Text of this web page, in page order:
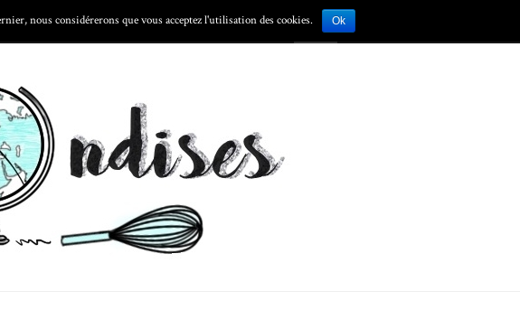
GOURMONDISES
nous considérerons que vous acceptez l'utilisation des cookies. Ok